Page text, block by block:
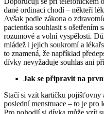
dané ordinaci chodí – někteří
Avšak podle zákona o
pacientka souhlasit s ošetřením
rozumové a volní vyspělosti.
mládež i jejich soukromí a
to znamená, že například
dívky nevyžaduje souhlas ani
Jak se připravit na
Stačí si vzít kartičku pojišťovny
poslední menstruace – to je pro
Pro pohodlí si dívka může vzít